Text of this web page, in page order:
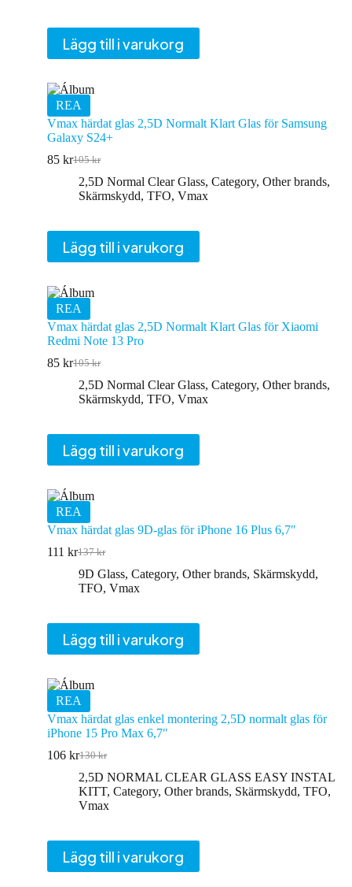
Lägg till i varukorg
REA
Vmax härdat glas 2,5D Normalt Klart Glas för Samsung
Galaxy S24+
105kr
Det
ursprungliga
priset
85 krDet
nuvarande
priset
2,5D Normal Clear Glass, Category, Other brands,
Skärmskydd, TFO, Vmax
Lägg till i varukorg
REA
Vmax härdat glas 2,5D Normalt Klart Glas för Xiaomi
Redmi Note 13 Pro
105kr
Det
ursprungliga
priset
85 krDet
nuvarande
priset
2,5D Normal Clear Glass, Category, Other brands,
Skärmskydd, TFO, Vmax
Lägg till i varukorg
REA
Vmax härdat glas 9D-glas för iPhone 16 Plus 6,7″
137kr
Det
ursprungliga
priset
111 krDet
nuvarande
priset
9D Glass, Category, Other brands, Skärmskydd,
TFO, Vmax
Lägg till i varukorg
REA
Vmax härdat glas enkel montering 2,5D normalt glas för
iPhone 15 Pro Max 6,7″
130kr
Det
ursprungliga
priset
var:
106 krDet
nuvarande
priset
är:
2,5D NORMAL CLEAR GLASS EASY INSTAL
KITT, Category, Other brands, Skärmskydd, TFO,
Vmax
Lägg till i varukorg